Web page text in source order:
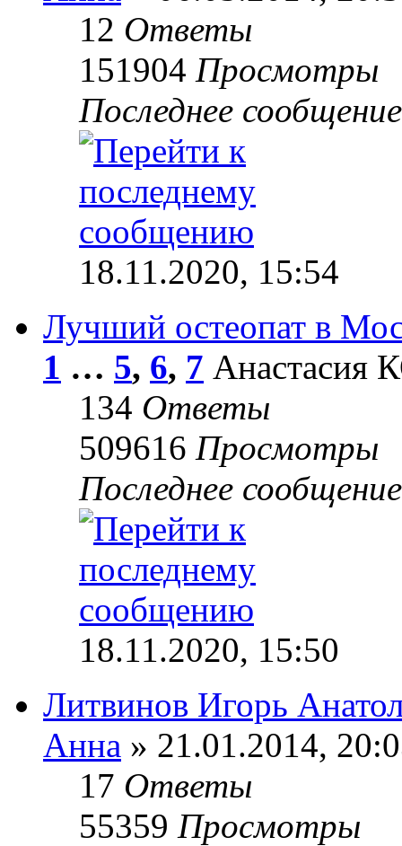
12 Ответы
151904 Просмотры
Последнее
18.11.2020, 15:54
Лучший остеопат в
1 … 5, 6, 7 Анастасия
134 Ответы
509616 Просмотры
Последнее
18.11.2020, 15:50
Литвинов Игорь
Анна » 21.01.2014,
17 Ответы
55359 Просмотры